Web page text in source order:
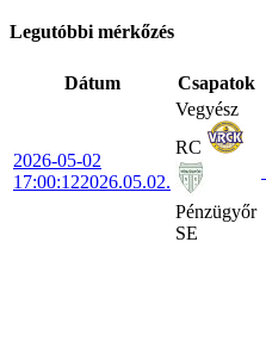
Legutóbbi mérkőzés
Dátum Csapatok
2026-05-02
17:00:122026.05.02.
Vegyész
RC
Pénzügyőr
SE